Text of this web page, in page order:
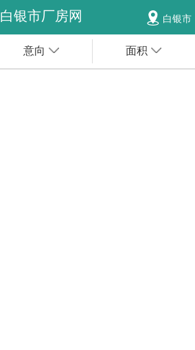
白银市厂房网 白银市
意向 面积